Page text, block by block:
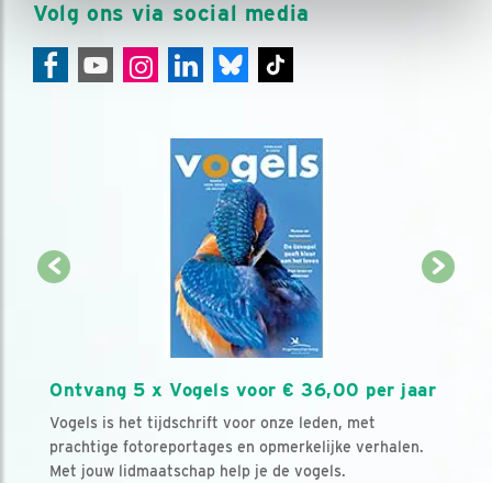
Volg ons via social media
Ontvang 5 x Vogels voor € 36,00 per jaar
Vogels is het tijdschrift voor onze leden, met
prachtige fotoreportages en opmerkelijke verhalen.
Met jouw lidmaatschap help je de vogels.